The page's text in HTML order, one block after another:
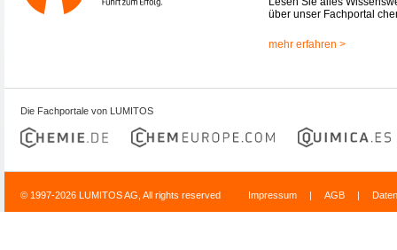
über unser Fachportal
mehr erfahren >
Die Fachportale von LUMITOS
© 1997-2026 LUMITOS AG, All rights reserved Impressum | AGB |